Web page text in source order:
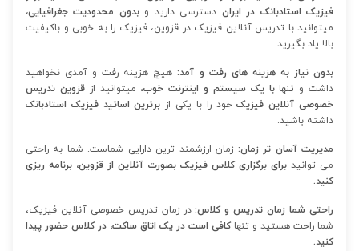
فیزیک استادبانک در ایران دسترسی دارید و بدون محدودیت جغرافیایی،
میتوانید با تدریس آنلاین فیزیک در قزوین، فیزیک را به خوبی و باکیفیت
بالا یاد بگیرید.
بدون نیاز به هزینه های رفت و آمد: هیچ هزینه رفت و آمدی نخواهید
داشت و تنها با یک سیستم و اینترنت خوب، میتوانید از قزوین تدریس
خصوصی آنلاین فیزیک خود را با یکی از برترین اساتید فیزیک استادبانک
داشته باشید.
مدیریت آسان تر زمان: زمان ارزشمند ترین دارایی شماست. شما به راحتی
می توانید برای برگزاری کلاس فیزیک بصورت آنلاین از قزوین، برنامه ریزی
کنید.
راحتی شما زمان تدریس و کلاس: در زمان تدریس خصوصی آنلاین فیزیک،
شما راحت هستید و تنها کافی است در یک اتاق ساکت، در کلاس حضور پیدا
کنید.